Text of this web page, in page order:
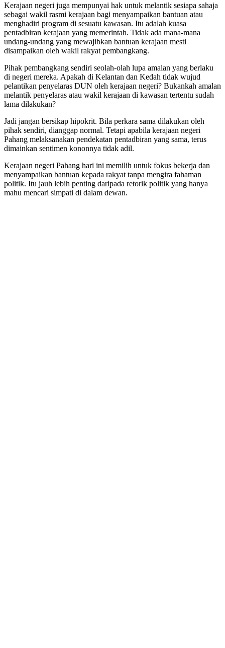
Kerajaan negeri juga mempunyai hak untuk melantik sesiapa sahaja
sebagai wakil rasmi kerajaan bagi menyampaikan bantuan atau
menghadiri program di sesuatu kawasan. Itu adalah kuasa
pentadbiran kerajaan yang memerintah. Tidak ada mana-mana
undang-undang yang mewajibkan bantuan kerajaan mesti
disampaikan oleh wakil rakyat pembangkang.
Pihak pembangkang sendiri seolah-olah lupa amalan yang berlaku
di negeri mereka. Apakah di Kelantan dan Kedah tidak wujud
pelantikan penyelaras DUN oleh kerajaan negeri? Bukankah amalan
melantik penyelaras atau wakil kerajaan di kawasan tertentu sudah
lama dilakukan?
Jadi jangan bersikap hipokrit. Bila perkara sama dilakukan oleh
pihak sendiri, dianggap normal. Tetapi apabila kerajaan negeri
Pahang melaksanakan pendekatan pentadbiran yang sama, terus
dimainkan sentimen kononnya tidak adil.
Kerajaan negeri Pahang hari ini memilih untuk fokus bekerja dan
menyampaikan bantuan kepada rakyat tanpa mengira fahaman
politik. Itu jauh lebih penting daripada retorik politik yang hanya
mahu mencari simpati di dalam dewan.